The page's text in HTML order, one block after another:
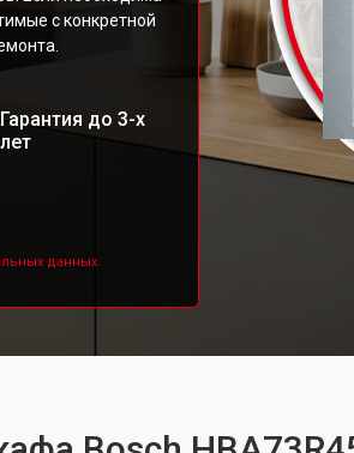
с конкретной
Гарантия до 3-х
лет
данных.